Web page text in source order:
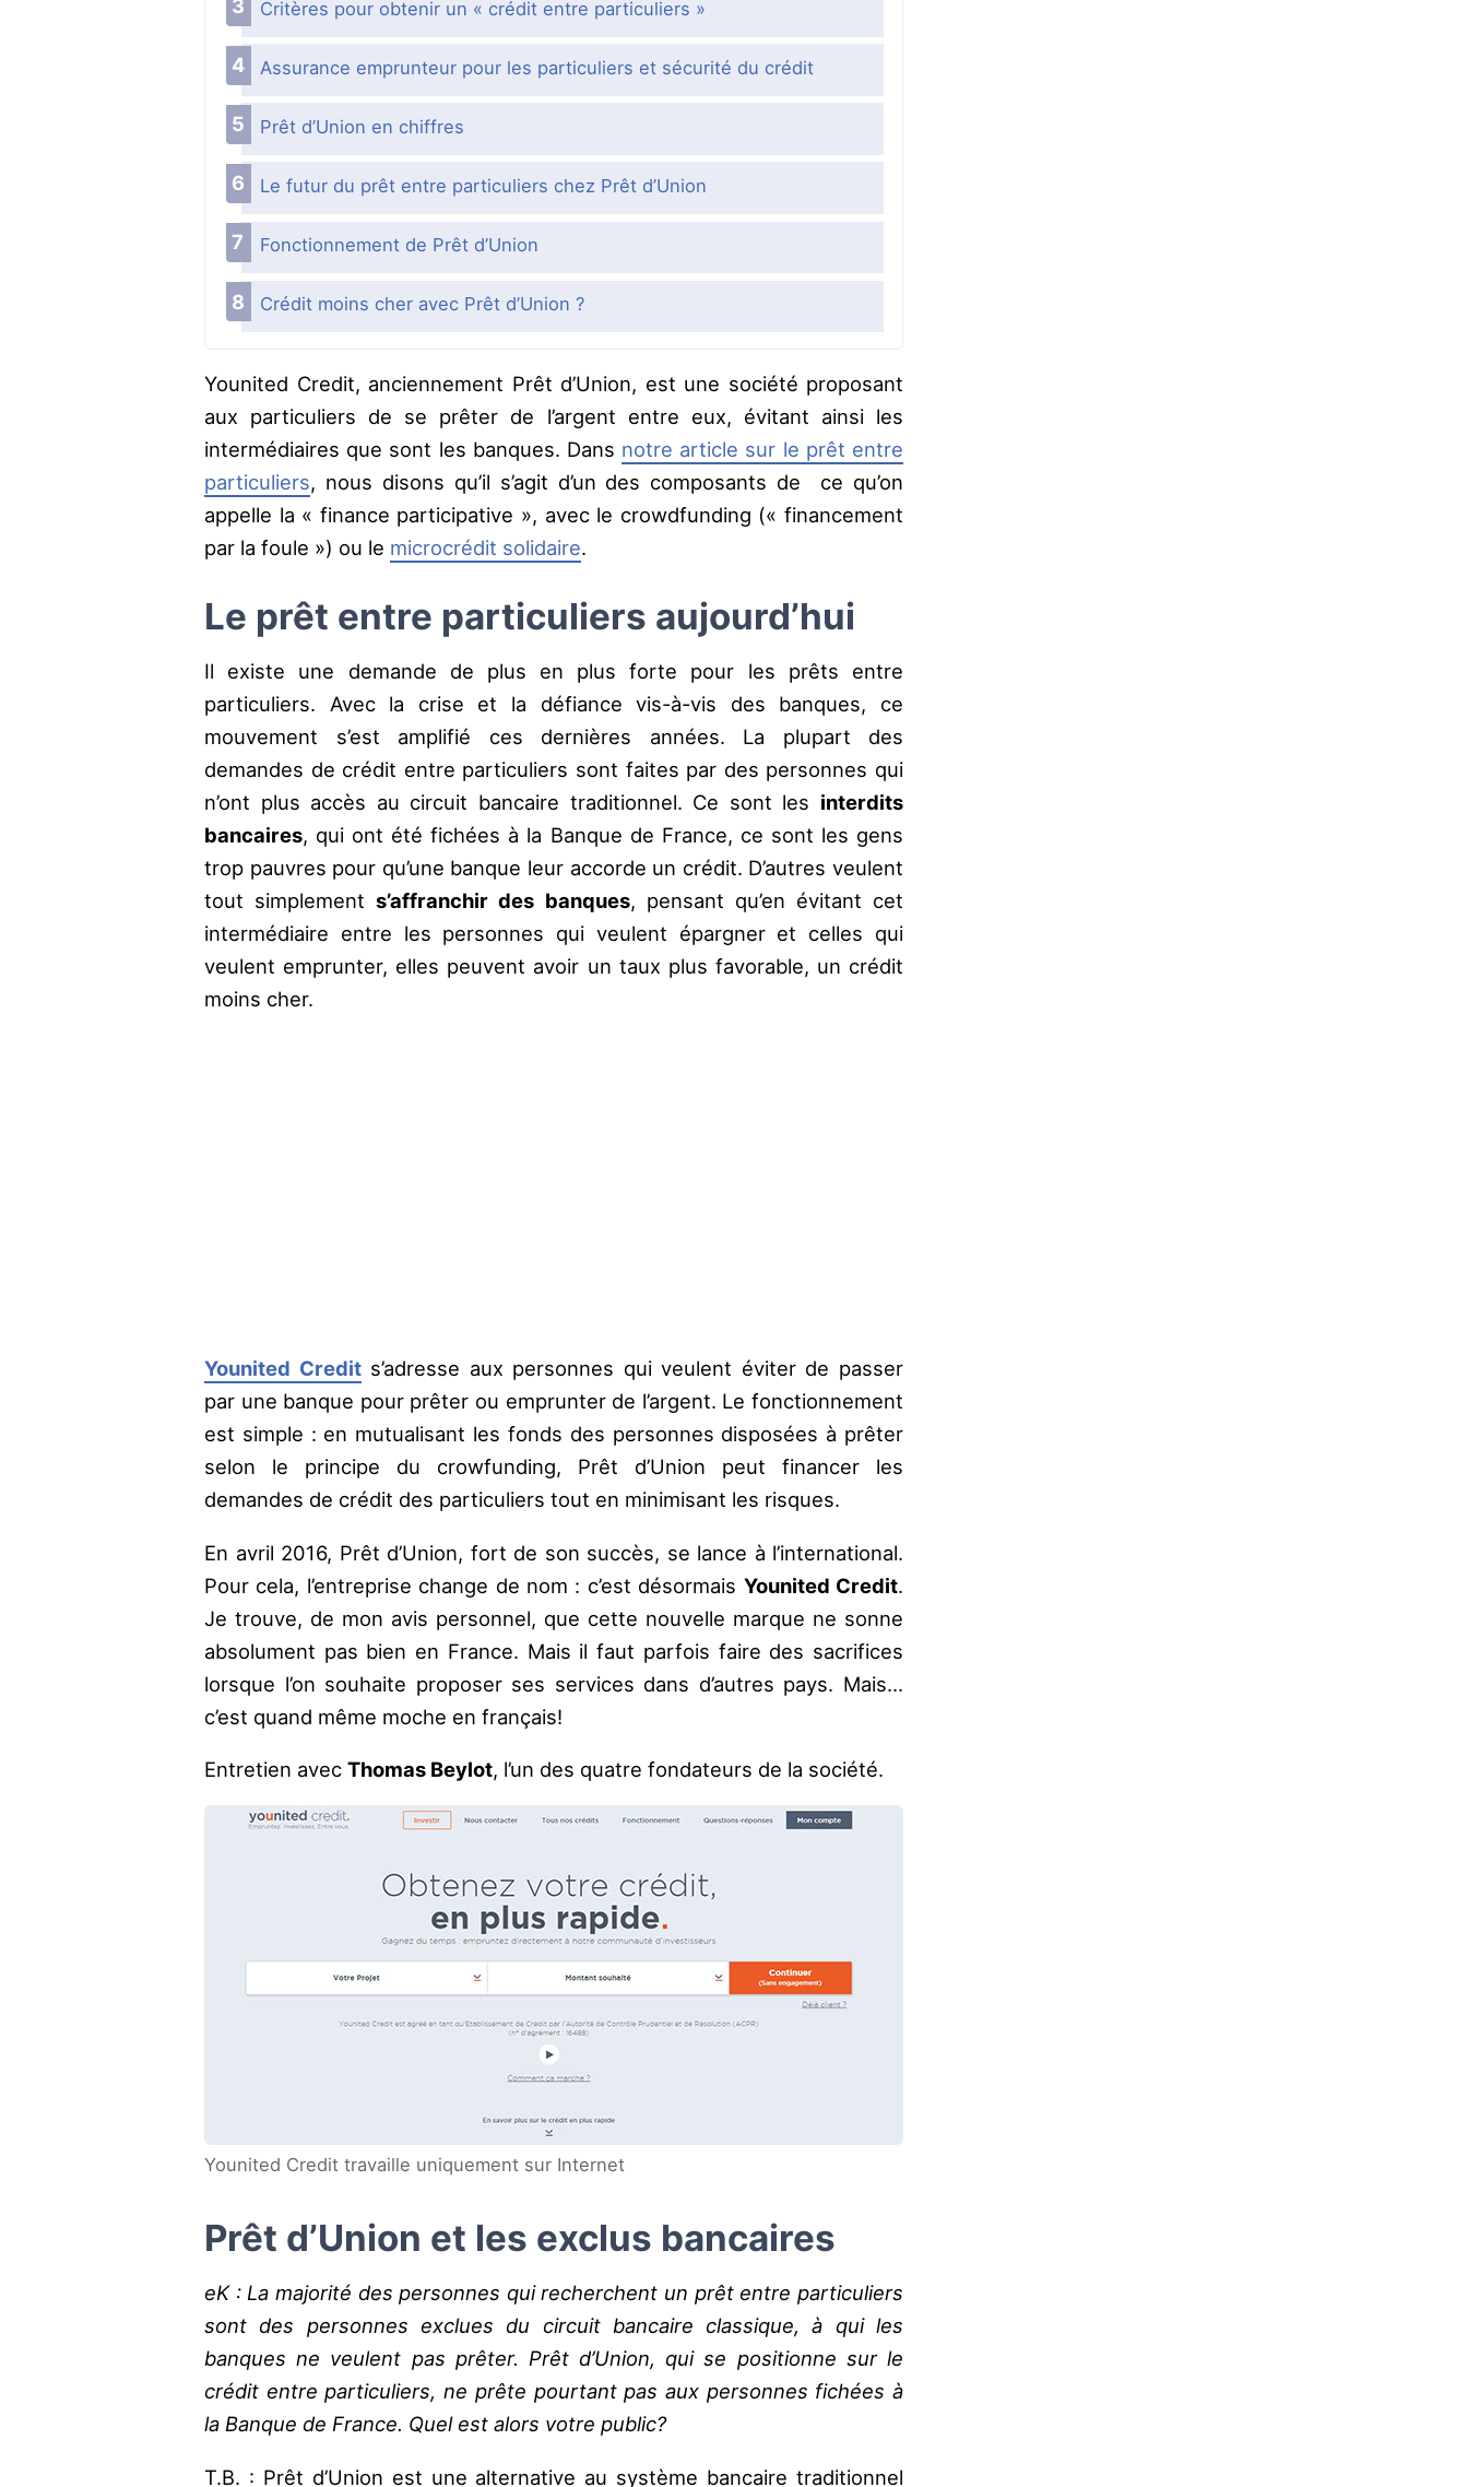
Critères pour obtenir un « crédit entre particuliers »
Assurance emprunteur pour les particuliers et sécurité du crédit
Prêt d’Union en chiffres
Le futur du prêt entre particuliers chez Prêt d’Union
Fonctionnement de Prêt d’Union
Crédit moins cher avec Prêt d’Union ?
Younited Credit, anciennement Prêt d’Union, est une société proposant
aux particuliers de se prêter de l’argent entre eux, évitant ainsi les
intermédiaires que sont les banques. Dans notre article sur le prêt entre
particuliers, nous disons qu’il s’agit d’un des composants de ce qu’on
appelle la « finance participative », avec le crowdfunding (« financement
par la foule ») ou le microcrédit solidaire.
Le prêt entre particuliers aujourd’hui
Il existe une demande de plus en plus forte pour les prêts entre
particuliers. Avec la crise et la défiance vis-à-vis des banques, ce
mouvement s’est amplifié ces dernières années. La plupart des
demandes de crédit entre particuliers sont faites par des personnes qui
n’ont plus accès au circuit bancaire traditionnel. Ce sont les interdits
bancaires, qui ont été fichées à la Banque de France, ce sont les gens
trop pauvres pour qu’une banque leur accorde un crédit. D’autres veulent
tout simplements’affranchir des banques, pensant qu’en évitant cet
intermédiaire entre les personnes qui veulent épargner et celles qui
veulent emprunter, elles peuvent avoir un taux plus favorable, un crédit
moins cher.
Younited Credits’adresse aux personnes qui veulent éviter de passer
par une banque pour prêter ou emprunter de l’argent. Le fonctionnement
est simple : en mutualisant les fonds des personnes disposées à prêter
selon le principe du crowfunding, Prêt d’Union peut financer les
demandes de crédit des particuliers tout en minimisant les risques.
En avril 2016, Prêt d’Union, fort de son succès, se lance à l’international.
Pour cela, l’entreprise change de nom : c’est désormais Younited Credit.
Je trouve, de mon avis personnel, que cette nouvelle marque ne sonne
absolument pas bien en France. Mais il faut parfois faire des sacrifices
lorsque l’on souhaite proposer ses services dans d’autres pays. Mais…
c’est quand même moche en français!
Entretien avec Thomas Beylot, l’un des quatre fondateurs de la société.
Younited Credit travaille uniquement sur Internet
Prêt d’Union et les exclus bancaires
eK : La majorité des personnes qui recherchent un prêt entre particuliers
sont des personnes exclues du circuit bancaire classique, à qui les
banques ne veulent pas prêter. Prêt d’Union, qui se positionne sur le
crédit entre particuliers, ne prête pourtant pas aux personnes fichées à
la Banque de France. Quel est alors votre public?
T.B. : Prêt d’Union est une alternative au système bancaire traditionnel